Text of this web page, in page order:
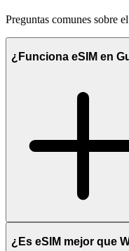
Preguntas comunes sobre
¿Funciona eSIM en
¿Es eSIM mejor que